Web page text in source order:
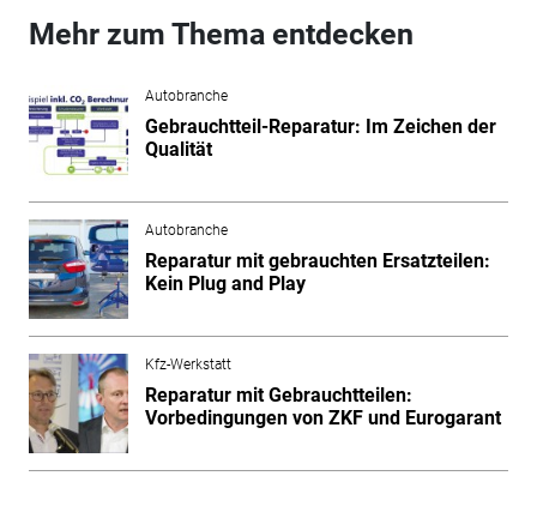
Mehr zum Thema entdecken
Autobranche
Gebrauchtteil-Reparatur: Im Zeichen der
Qualität
Autobranche
Reparatur mit gebrauchten Ersatzteilen:
Kein Plug and Play
Kfz-Werkstatt
Reparatur mit Gebrauchtteilen:
Vorbedingungen von ZKF und Eurogarant